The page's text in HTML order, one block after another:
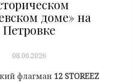
доме» на
Петровке
08.06.2026
флагман 12 STOREEZ